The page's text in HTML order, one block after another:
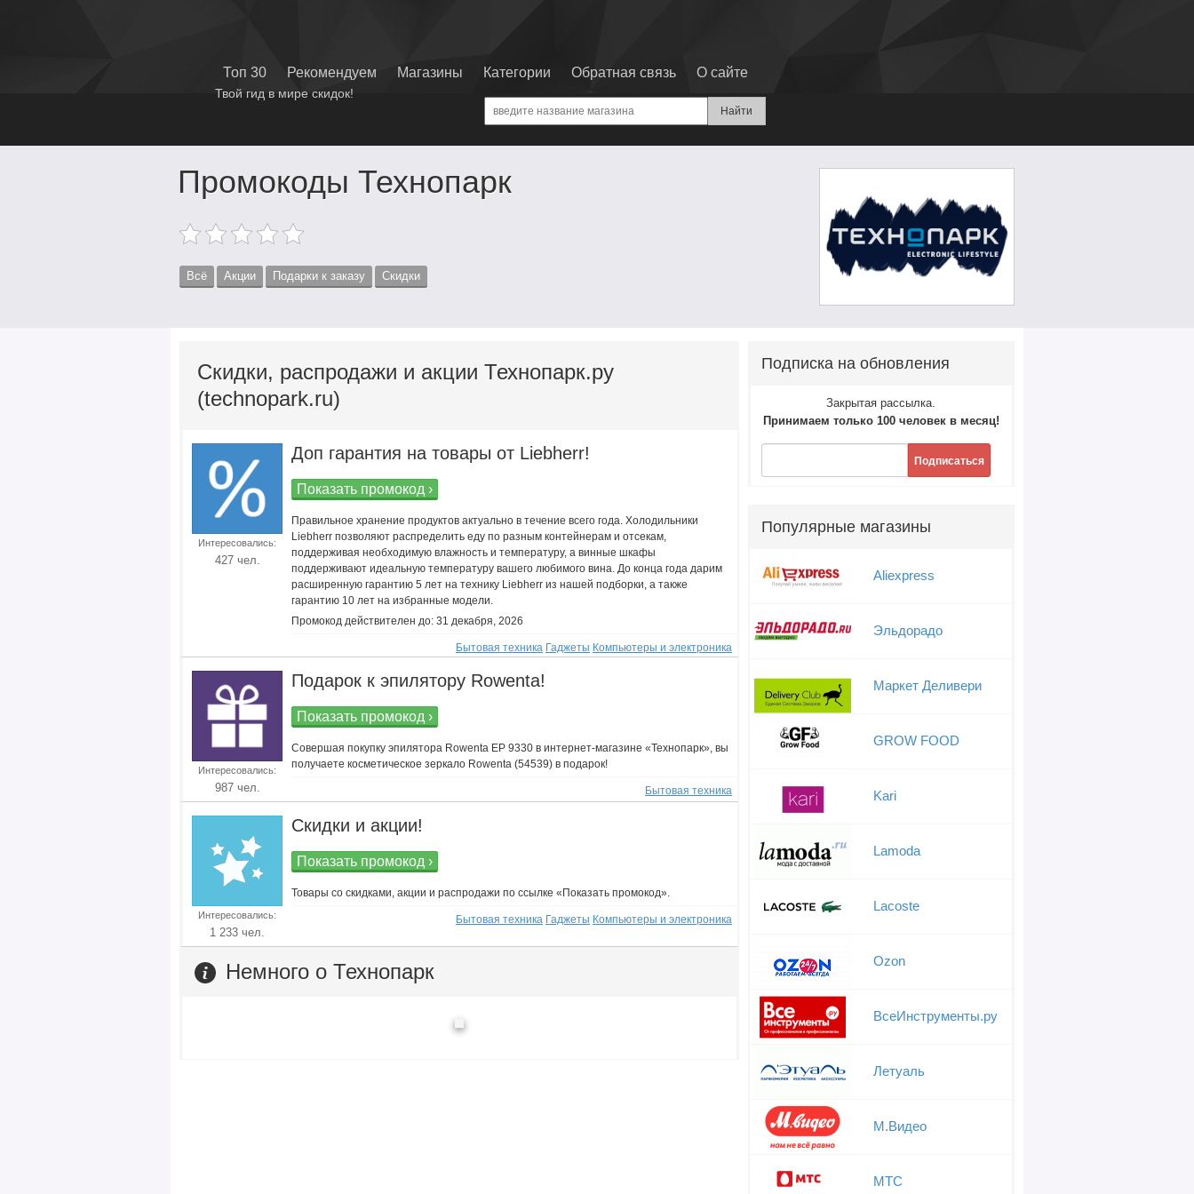
Твой гид в мире скидок!
Топ 30 Рекомендуем Магазины Категории Обратная связь О сайте
Промокоды Технопарк
Всё Акции Подарки к заказу Скидки
Скидки, распродажи и акции Технопарк.ру
(technopark.ru)
Интересовались:
427 чел.
Доп гарантия на товары от Liebherr!
Показать промокод ›
Правильное хранение продуктов актуально в течение всего года. Холодильники
Liebherr позволяют распределить еду по разным контейнерам и отсекам,
поддерживая необходимую влажность и температуру, а винные шкафы
поддерживают идеальную температуру вашего любимого вина. До конца года дарим
расширенную гарантию 5 лет на технику Liebherr из нашей подборки, а также
гарантию 10 лет на избранные модели.
Промокод действителен до: 31 декабря, 2026
Бытовая техника Гаджеты Компьютеры и электроника
Интересовались:
987 чел.
Подарок к эпилятору Rowenta!
Показать промокод ›
Совершая покупку эпилятора Rowenta EP 9330 в интернет-магазине «Технопарк», вы
получаете косметическое зеркало Rowenta (54539) в подарок!
Бытовая техника
Интересовались:
1 233 чел.
Скидки и акции!
Показать промокод ›
Товары со скидками, акции и распродажи по ссылке «Показать промокод».
Бытовая техника Гаджеты Компьютеры и электроника
Немного о Технопарк
Подписка на обновления
Закрытая рассылка.
Принимаем только 100 человек в месяц!
Подписаться
Популярные магазины
Aliexpress
Эльдорадо
Маркет Деливери
GROW FOOD
Kari
Lamoda
Lacoste
Ozon
ВсеИнструменты.ру
Летуаль
М.Видео
МТС